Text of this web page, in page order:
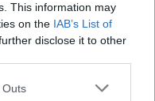
This information may
on the IAB’s List of
disclose it to other
one or more Google
Outs
μας επιτρέψει να
που μέχρι τώρα
πόνος; Η κυρίαρχη